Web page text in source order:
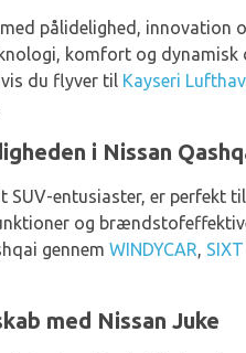
pålidelighed, innovation
komfort og
du flyver til Kayseri
i Nissan
SUV-entusiaster, er perfekt
og
gennem WINDYCAR, SIXT
med Nissan Juke